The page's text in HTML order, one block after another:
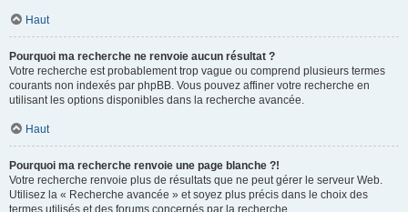
Haut
Pourquoi ma recherche ne renvoie aucun résultat ?
Votre recherche est probablement trop vague ou comprend plusieurs termes
courants non indexés par phpBB. Vous pouvez affiner votre recherche en
utilisant les options disponibles dans la recherche avancée.
Haut
Pourquoi ma recherche renvoie une page blanche ?!
Votre recherche renvoie plus de résultats que ne peut gérer le serveur Web.
Utilisez la « Recherche avancée » et soyez plus précis dans le choix des
termes utilisés et des forums concernés par la recherche.